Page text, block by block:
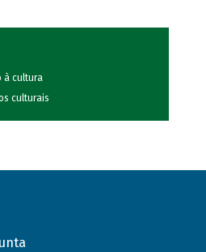
à cultura
culturais